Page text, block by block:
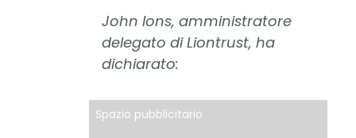
John Ions, amministratore
delegato di Liontrust, ha
dichiarato:
Spazio pubblicitario